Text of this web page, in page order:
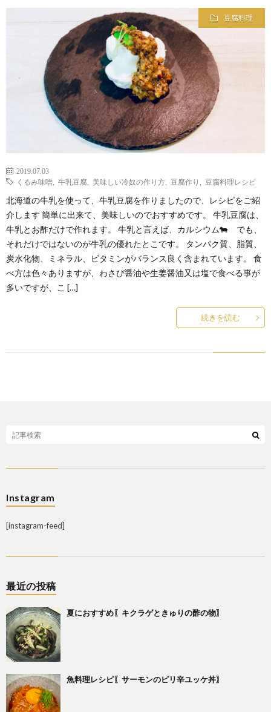
豆腐料理
2019.07.03
くるみ味噌
牛乳豆腐 美味しい冷奴の作り方 豆腐作り 豆腐料理レシピ
北海道の牛乳を使って、牛乳豆腐を作りましたので、レシピをご紹
介します 簡単に出来て、美味しいのでおすすめです。 牛乳豆腐は、
牛乳とお酢だけで作れます。 牛乳と言えば、カルシウム🐄 でも、
それだけではないのが牛乳の優れたとこです。 タンパク質、脂質、
炭水化物、ミネラル、ビタミンがバランス良く含まれています。 食
べ方は色々ありますが、わさび醤油や生姜醤油又は塩で食べる事が
多いですが、こ […]
続きを読む
Instagram
[instagram-feed]
最近の投稿
夏におすすめ〖キクラゲときゅりの酢の物〗
魚料理レシピ〖サーモンのピリ辛ユッケ丼〗